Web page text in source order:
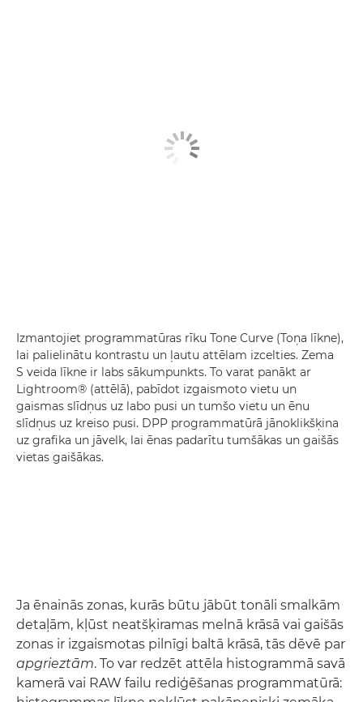
Izmantojiet programmatūras rīku Tone Curve (Toņa līkne),
lai palielinātu kontrastu un ļautu attēlam izcelties. Zema
S veida līkne ir labs sākumpunkts. To varat panākt ar
Lightroom® (attēlā), pabīdot izgaismoto vietu un
gaismas slīdņus uz labo pusi un tumšo vietu un ēnu
slīdņus uz kreiso pusi. DPP programmatūrā jānoklikšķina
uz grafika un jāvelk, lai ēnas padarītu tumšākas un gaišās
vietas gaišākas.
Ja ēnainās zonas, kurās būtu jābūt tonāli smalkām
detaļām, kļūst neatšķiramas melnā krāsā vai gaišās
zonas ir izgaismotas pilnīgi baltā krāsā, tās dēvē par
apgrieztām. To var redzēt attēla histogrammā savā
kamerā vai RAW failu rediģēšanas programmatūrā: